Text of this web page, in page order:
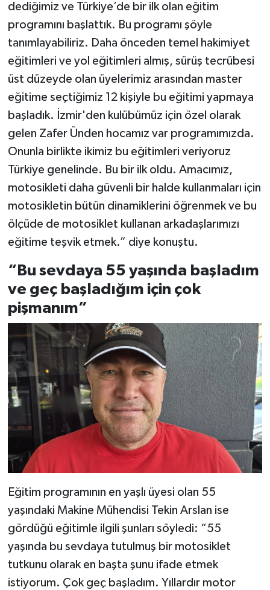
dediğimiz ve Türkiye’de bir ilk olan eğitim
programını başlattık. Bu programı şöyle
tanımlayabiliriz. Daha önceden temel hakimiyet
eğitimleri ve yol eğitimleri almış, sürüş tecrübesi
üst düzeyde olan üyelerimiz arasından master
eğitime seçtiğimiz 12 kişiyle bu eğitimi yapmaya
başladık. İzmir'den kulübümüz için özel olarak
gelen Zafer Ünden hocamız var programımızda.
Onunla birlikte ikimiz bu eğitimleri veriyoruz
Türkiye genelinde. Bu bir ilk oldu. Amacımız,
motosikleti daha güvenli bir halde kullanmaları için
motosikletin bütün dinamiklerini öğrenmek ve bu
ölçüde de motosiklet kullanan arkadaşlarımızı
eğitime teşvik etmek.” diye konuştu.
“Bu sevdaya 55 yaşında başladım
ve geç başladığım için çok
pişmanım”
Eğitim programının en yaşlı üyesi olan 55
yaşındaki Makine Mühendisi Tekin Arslan ise
gördüğü eğitimle ilgili şunları söyledi: “55
yaşında bu sevdaya tutulmuş bir motosiklet
tutkunu olarak en başta şunu ifade etmek
istiyorum. Çok geç başladım. Yıllardır motor